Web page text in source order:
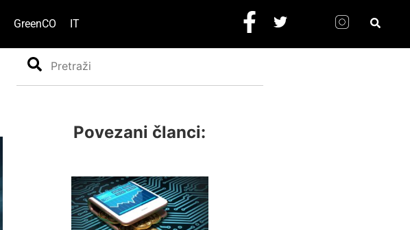
GreenCO IT
Search
Povezani članci: